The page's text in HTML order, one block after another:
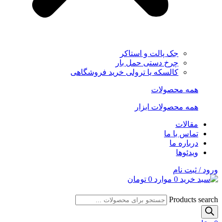
جک پالت و استاکر
چرخ دستی حمل بار
کالسکه یا ترولی خرید فروشگاهی
همه محصولات
همه محصولات ابزار
مقالات
تماس با ما
درباره ما
ویدئوها
ورود / ثبت نام
0 موارد 0 تومان
Products search